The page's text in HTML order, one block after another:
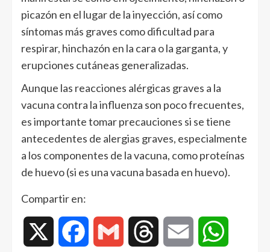
picazón en el lugar de la inyección, así como
síntomas más graves como dificultad para
respirar, hinchazón en la cara o la garganta, y
erupciones cutáneas generalizadas.
Aunque las reacciones alérgicas graves a la
vacuna contra la influenza son poco frecuentes,
es importante tomar precauciones si se tiene
antecedentes de alergias graves, especialmente
a los componentes de la vacuna, como proteínas
de huevo (si es una vacuna basada en huevo).
Compartir en:
Facebook Gmail Threads Email